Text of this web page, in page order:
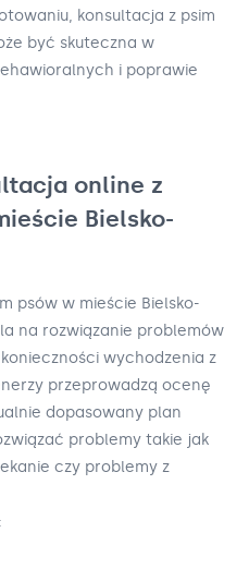
konsultacja z psim
być skuteczna w
i poprawie
online z
Bielsko-
psów w mieście Bielsko-
na rozwiązanie problemów
wychodzenia z
przeprowadzą ocenę
dopasowany plan
problemy takie jak
czy problemy z